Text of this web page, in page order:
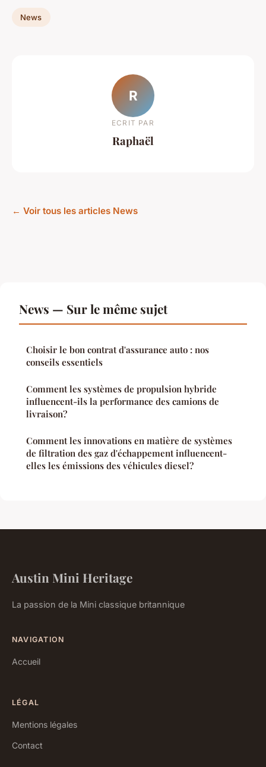
News
R
ECRIT PAR
Raphaël
← Voir tous les articles News
News — Sur le même sujet
Choisir le bon contrat d'assurance auto : nos
conseils essentiels
Comment les systèmes de propulsion hybride
influencent-ils la performance des camions de
livraison?
Comment les innovations en matière de systèmes
de filtration des gaz d'échappement influencent-
elles les émissions des véhicules diesel?
Austin Mini Heritage
La passion de la Mini classique britannique
NAVIGATION
Accueil
LÉGAL
Mentions légales
Contact